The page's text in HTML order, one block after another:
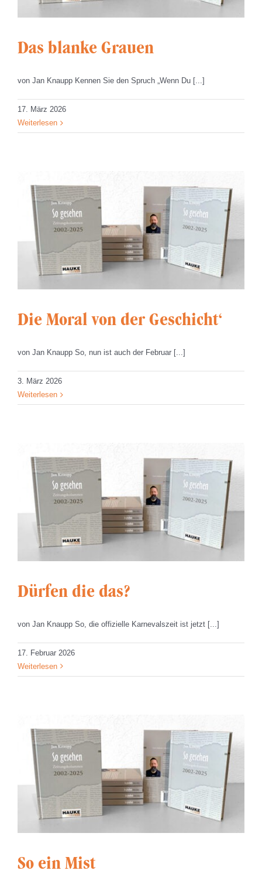
Das blanke Grauen
von Jan Knaupp Kennen Sie den Spruch „Wenn Du [...]
17. März 2026
Weiterlesen
Die Moral von der Geschicht‘
von Jan Knaupp So, nun ist auch der Februar [...]
3. März 2026
Weiterlesen
Dürfen die das?
von Jan Knaupp So, die offizielle Karnevalszeit ist jetzt [...]
17. Februar 2026
Weiterlesen
So ein Mist